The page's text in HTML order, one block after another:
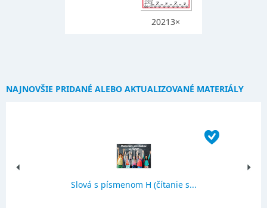
20213×
NAJNOVŠIE PRIDANÉ ALEBO AKTUALIZOVANÉ MATERIÁLY
Slová s písmenom H (čítanie s...